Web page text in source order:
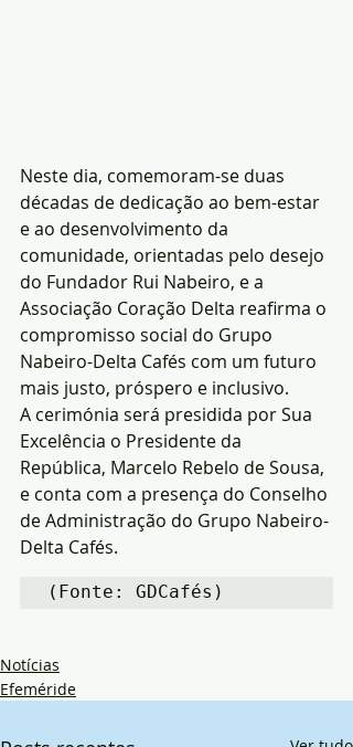
Neste dia, comemoram-se duas
décadas de dedicação ao bem-estar
e ao desenvolvimento da
comunidade, orientadas pelo desejo
do Fundador Rui Nabeiro, e a
Associação Coração Delta reafirma o
compromisso social do Grupo
Nabeiro-Delta Cafés com um futuro
mais justo, próspero e inclusivo.
A cerimónia será presidida por Sua
Excelência o Presidente da
República, Marcelo Rebelo de Sousa,
e conta com a presença do Conselho
de Administração do Grupo Nabeiro-
Delta Cafés.
(Fonte: GDCafés)
Notícias
Efeméride